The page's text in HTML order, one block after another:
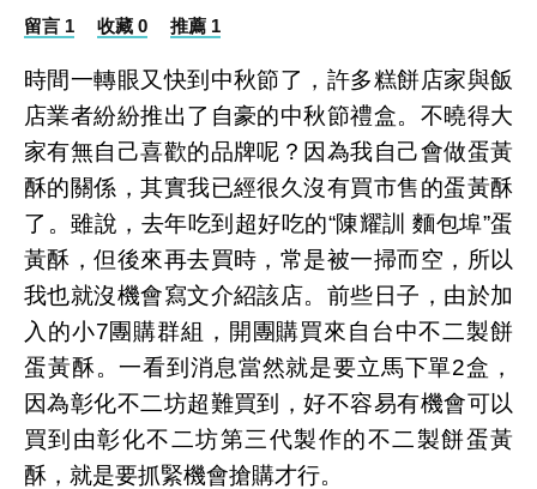
留言 1 收藏 0 推薦 1
時間一轉眼又快到中秋節了，許多糕餅店家與飯
店業者紛紛推出了自豪的中秋節禮盒。不曉得大
家有無自己喜歡的品牌呢？因為我自己會做蛋黃
酥的關係，其實我已經很久沒有買市售的蛋黃酥
了。雖說，去年吃到超好吃的“陳耀訓 麵包埠”蛋
黃酥，但後來再去買時，常是被一掃而空，所以
我也就沒機會寫文介紹該店。前些日子，由於加
入的小7團購群組，開團購買來自台中不二製餅
蛋黃酥。一看到消息當然就是要立馬下單2盒，
因為彰化不二坊超難買到，好不容易有機會可以
買到由彰化不二坊第三代製作的不二製餅蛋黃
酥，就是要抓緊機會搶購才行。